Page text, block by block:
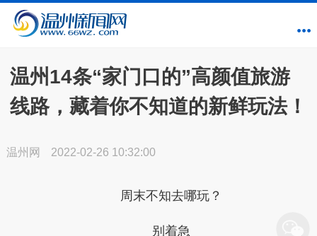
温州14条“家门口的”高颜值旅游
线路，藏着你不知道的新鲜玩法！
温州网 2022-02-26 10:32:00
周末不知去哪玩？
别着急